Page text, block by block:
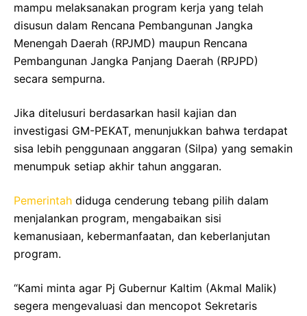
mampu melaksanakan program kerja yang telah
disusun dalam Rencana Pembangunan Jangka
Menengah Daerah (RPJMD) maupun Rencana
Pembangunan Jangka Panjang Daerah (RPJPD)
secara sempurna.
Jika ditelusuri berdasarkan hasil kajian dan
investigasi GM-PEKAT, menunjukkan bahwa terdapat
sisa lebih penggunaan anggaran (Silpa) yang semakin
menumpuk setiap akhir tahun anggaran.
Pemerintah diduga cenderung tebang pilih dalam
menjalankan program, mengabaikan sisi
kemanusiaan, kebermanfaatan, dan keberlanjutan
program.
“Kami minta agar Pj Gubernur Kaltim (Akmal Malik)
segera mengevaluasi dan mencopot Sekretaris